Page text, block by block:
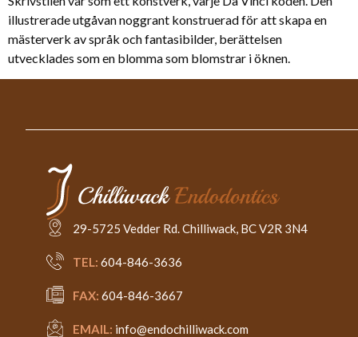
illustrerade utgåvan noggrant konstruerad för att skapa en
mästerverk av språk och fantasibilder, berättelsen
utvecklades som en blomma som blomstrar i öknen.
29-5725 Vedder Rd. Chilliwack, BC V2R 3N4
TEL: 604-846-3636
FAX: 604-846-3667
EMAIL: info@endochilliwack.com